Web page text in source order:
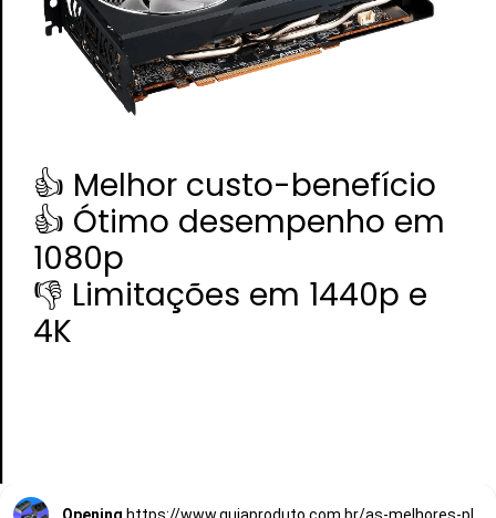
👍 Melhor custo-benefício
👍 Ótimo desempenho em
1080p
👎 Limitações em 1440p e
4K